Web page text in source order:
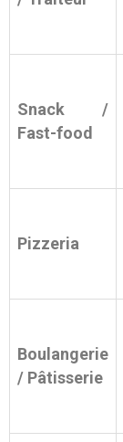
Snack /
Fast-food
Pizzeria
Boulangerie
/ Pâtisserie